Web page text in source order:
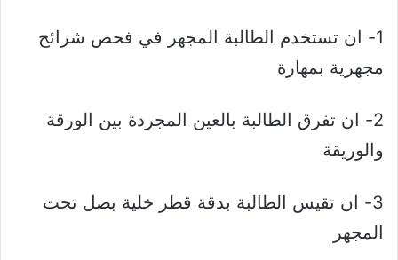
1- ان تستخدم الطالبة المجهر في فحص شرائح
مجهرية بمهارة
2- ان تفرق الطالبة بالعين المجردة بين الورقة
والوريقة
3- ان تقيس الطالبة بدقة قطر خلية بصل تحت
المجهر